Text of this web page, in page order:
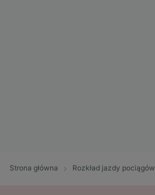
Strona główna Rozkład jazdy pociągów